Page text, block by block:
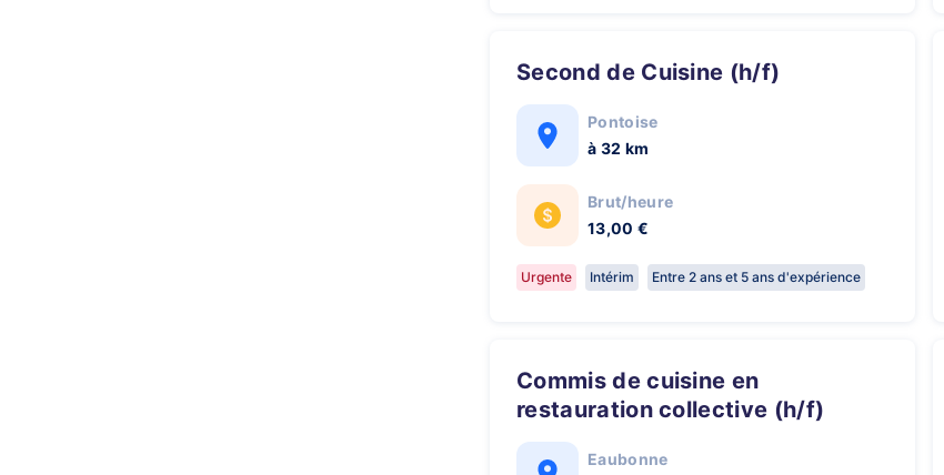
Second de Cuisine (h/f)
Pontoise
à 32 km
Brut/heure
13,00 €
Urgente Intérim Entre 2 ans et 5 ans d'expérience
Commis de cuisine en
restauration collective (h/f)
Eaubonne